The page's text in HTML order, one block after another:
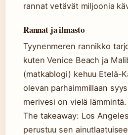
rannat vetävät miljoonia
Rannat ja ilmasto
Tyynenmeren rannikko
kuten Venice Beach ja
(matkablogi) kehuu Etelä-
olevan parhaimmillaan
merivesi on vielä lämmintä.
The takeaway: Los
perustuu sen